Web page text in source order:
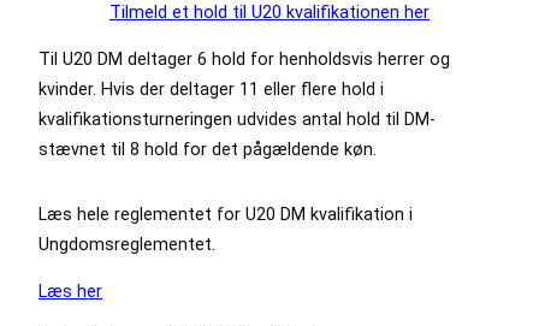
Tilmeld et hold til U20 kvalifikationen her
Til U20 DM deltager 6 hold for henholdsvis herrer og
kvinder. Hvis der deltager 11 eller flere hold i
kvalifikationsturneringen udvides antal hold til DM-
stævnet til 8 hold for det pågældende køn.
Læs hele reglementet for U20 DM kvalifikation i
Ungdomsreglementet.
Læs her